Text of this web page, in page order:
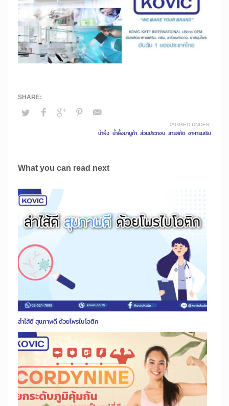
TAGGED UNDER:
น้ำผึ้ง, น้ำผึ้งมานูก้า, ส่วนประกอบ, สารสกัด, อาหารเสริม
What you can read next
ลำไส้ดี สุขภาพดี ด้วยโพรไบโอติก